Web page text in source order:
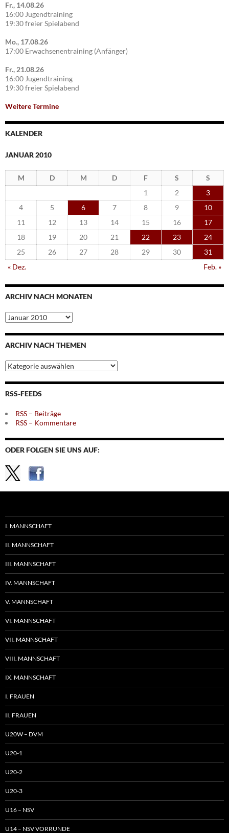
Fr., 14.08.26
16:00 Jugendtraining
19:30 freier Spielabend
Mo., 17.08.26
17:00 Erwachsenentraining (Anfänger)
Fr., 21.08.26
16:00 Jugendtraining
19:30 freier Spielabend
Weitere Termine
KALENDER
JANUAR 2010
M D M D F S
S
1
2
3
4
5 6 7 8 9
10
11
12 13 14 15 16
17
18
19 20 21 22 23
24
25
26 27 28 29 30
31
« Dez.
Feb. »
ARCHIV NACH MONATEN
Archiv
nach
Monaten
ARCHIV NACH THEMEN
Archiv
nach
Themen
RSS-FEEDS
RSS – Beiträge
RSS – Kommentare
ODER FOLGEN SIE UNS AUF:
I. MANNSCHAFT
II. MANNSCHAFT
III. MANNSCHAFT
IV. MANNSCHAFT
V. MANNSCHAFT
VI. MANNSCHAFT
VII. MANNSCHAFT
VIII. MANNSCHAFT
IX. MANNSCHAFT
I. FRAUEN
II. FRAUEN
U20W – DVM
U20-1
U20-2
U20-3
U16 – NSV
U14 – NSV VORRUNDE